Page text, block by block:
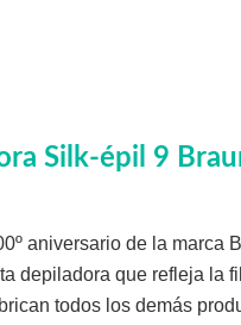
Silk-épil 9
aniversario de la marca
depiladora que refleja la
todos los demás